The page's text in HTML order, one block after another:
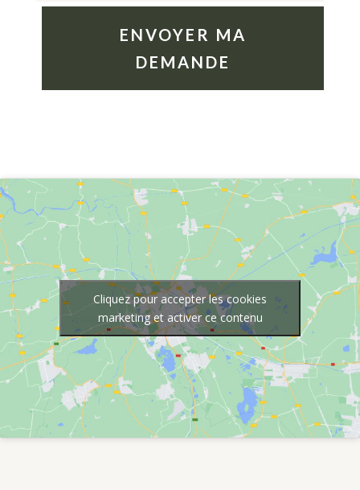
ENVOYER MA
DEMANDE
Cliquez pour accepter les cookies
marketing et activer ce contenu